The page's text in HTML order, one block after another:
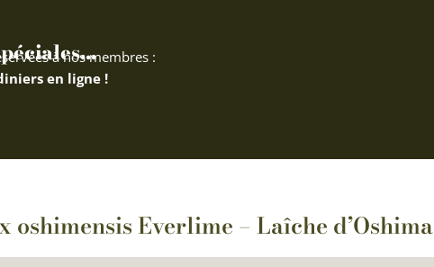
à nos membres :
en ligne !
oshimensis Everlime – Laîche d’Oshima